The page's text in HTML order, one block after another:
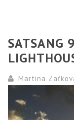
SATSANG
Martina